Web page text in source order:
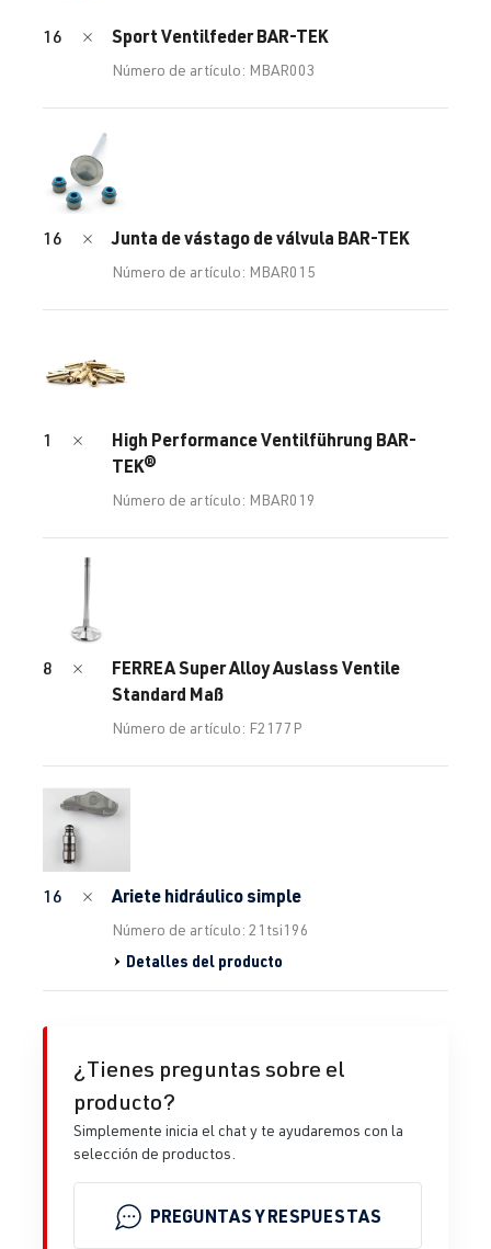
16 Sport Ventilfeder BAR-TEK
Número de artículo: MBAR003
16 Junta de vástago de válvula BAR-TEK
Número de artículo: MBAR015
1
High Performance Ventilführung BAR-
TEK®
Número de artículo: MBAR019
8
FERREA Super Alloy Auslass Ventile
Standard Maß
Número de artículo: F2177P
16 Ariete hidráulico simple
Número de artículo: 21tsi196
Detalles del producto
¿Tienes preguntas sobre el
producto?
Simplemente inicia el chat y te ayudaremos con la
selección de productos.
PREGUNTAS Y RESPUESTAS